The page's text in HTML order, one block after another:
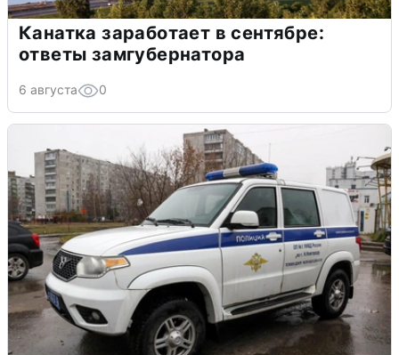
Канатка заработает в сентябре:
ответы замгубернатора
6 августа 0